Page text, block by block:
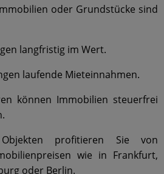
oder Grundstücke sind
langfristig im Wert.
laufende Mieteinnahmen.
können Immobilien steuerfrei
profitieren Sie von
wie in Frankfurt,
oder Berlin.